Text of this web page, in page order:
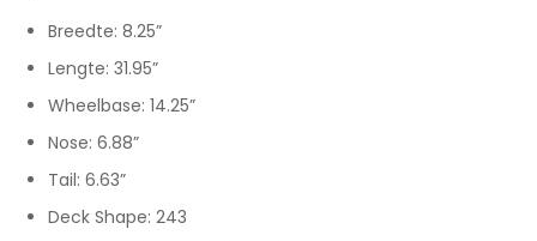
Breedte: 8.25”
Lengte: 31.95”
Wheelbase: 14.25”
Nose: 6.88”
Tail: 6.63”
Deck Shape: 243